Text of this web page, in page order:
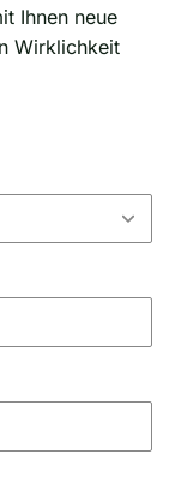
Ihnen neue
Wirklichkeit